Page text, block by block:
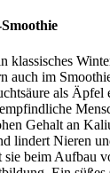
klassisches
auch im
als Äpfel
Gehalt an
lindert Nieren
beim Aufbau